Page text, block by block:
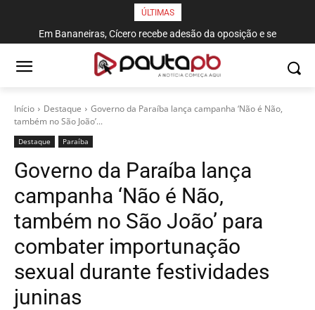
ÚLTIMAS
Em Bananeiras, Cícero recebe adesão da oposição e se
compromete com esgotamento sanitário
Início Destaque
Governo da Paraíba lança campanha ‘Não é Não,
também no São João’...
Destaque Paraí­ba
Governo da Paraíba lança
campanha ‘Não é Não,
também no São João’ para
combater importunação
sexual durante festividades
juninas